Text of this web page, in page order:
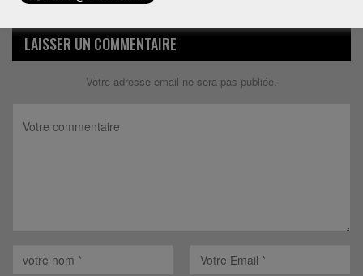
LAISSER UN COMMENTAIRE
Votre adresse email ne sera pas publiée.